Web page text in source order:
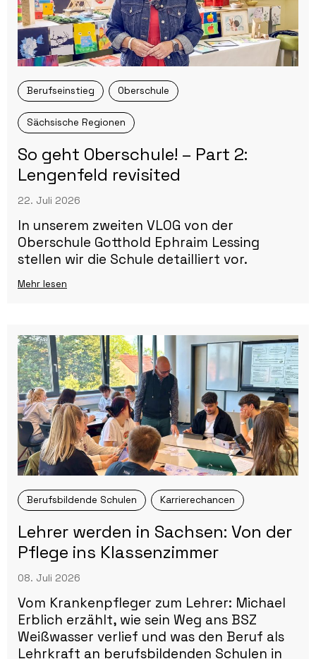
Berufseinstieg Oberschule
Sächsische Regionen
So geht Oberschule! – Part 2:
Lengenfeld revisited
22. Juli 2026
In unserem zweiten VLOG von der
Oberschule Gotthold Ephraim Lessing
stellen wir die Schule detailliert vor.
Mehr lesen
Berufsbildende Schulen Karrierechancen
Lehrer werden in Sachsen: Von der
Pflege ins Klassenzimmer
08. Juli 2026
Vom Krankenpfleger zum Lehrer: Michael
Erblich erzählt, wie sein Weg ans BSZ
Weißwasser verlief und was den Beruf als
Lehrkraft an berufsbildenden Schulen in